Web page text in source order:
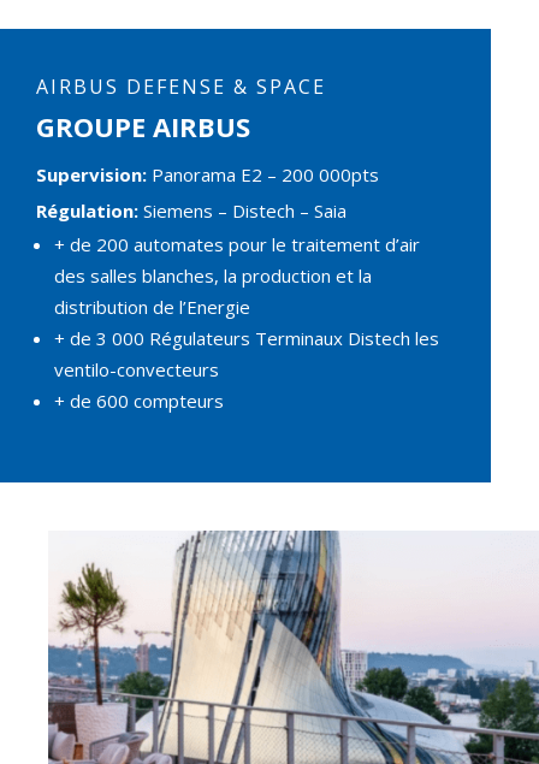
AIRBUS DEFENSE & SPACE
GROUPE AIRBUS
Supervision: Panorama E2 – 200 000pts
Régulation: Siemens – Distech – Saia
+ de 200 automates pour le traitement d’air
des salles blanches, la production et la
distribution de l’Energie
+ de 3 000 Régulateurs Terminaux Distech les
ventilo-convecteurs
+ de 600 compteurs